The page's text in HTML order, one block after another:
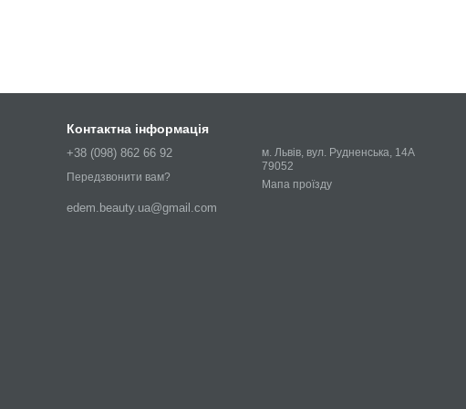
Контактна інформація
+38 (098) 862 66 92
Передзвонити вам?
edem.beauty.ua@gmail.com
м. Львів, вул. Рудненська, 14А
79052
Мапа проїзду